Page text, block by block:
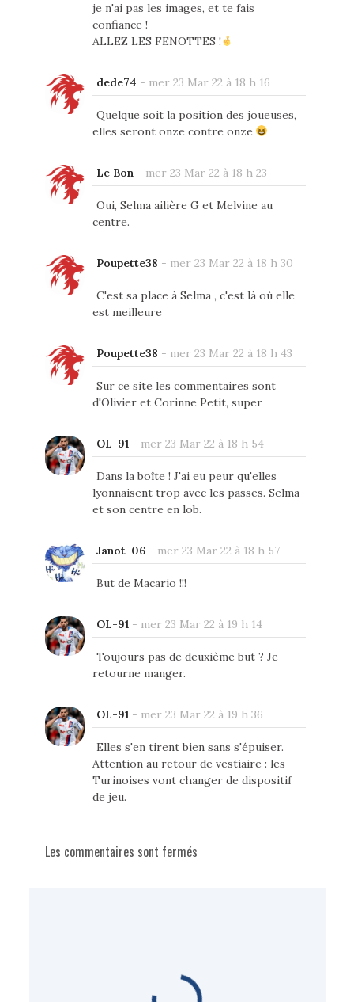
je n'ai pas les images, et te fais
confiance !
ALLEZ LES FENOTTES !
dede74 - mer 23 Mar 22 à 18 h 16
Quelque soit la position des joueuses,
elles seront onze contre onze
Le Bon- mer 23 Mar 22 à 18 h 23
Oui, Selma ailière G et Melvine au
centre.
Poupette38 - mer 23 Mar 22 à 18 h 30
C'est sa place à Selma , c'est là où elle
est meilleure
Poupette38 - mer 23 Mar 22 à 18 h 43
Sur ce site les commentaires sont
d'Olivier et Corinne Petit, super
OL-91- mer 23 Mar 22 à 18 h 54
Dans la boîte ! J'ai eu peur qu'elles
lyonnaisent trop avec les passes. Selma
et son centre en lob.
Janot-06- mer 23 Mar 22 à 18 h 57
But de Macario !!!
OL-91- mer 23 Mar 22 à 19 h 14
Toujours pas de deuxième but ? Je
retourne manger.
OL-91- mer 23 Mar 22 à 19 h 36
Elles s'en tirent bien sans s'épuiser.
Attention au retour de vestiaire : les
Turinoises vont changer de dispositif
de jeu.
Les commentaires sont fermés